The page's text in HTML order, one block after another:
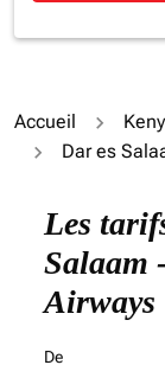
Accueil
Dar es
Les
Salaam
Airways
De